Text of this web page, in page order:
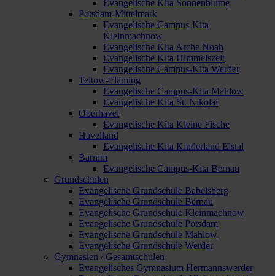
Evangelische Kita Sonnenblume
Potsdam-Mittelmark
Evangelische Campus-Kita
Kleinmachnow
Evangelische Kita Arche Noah
Evangelische Kita Himmelszelt
Evangelische Campus-Kita Werder
Teltow-Fläming
Evangelische Campus-Kita Mahlow
Evangelische Kita St. Nikolai
Oberhavel
Evangelische Kita Kleine Fische
Havelland
Evangelische Kita Kinderland Elstal
Barnim
Evangelische Campus-Kita Bernau
Grundschulen
Evangelische Grundschule Babelsberg
Evangelische Grundschule Bernau
Evangelische Grundschule Kleinmachnow
Evangelische Grundschule Potsdam
Evangelische Grundschule Mahlow
Evangelische Grundschule Werder
Gymnasien / Gesamtschulen
Evangelisches Gymnasium Hermannswerder